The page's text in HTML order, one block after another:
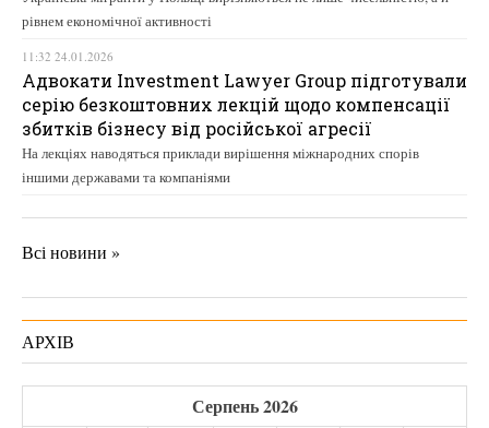
рівнем економічної активності
11:32 24.01.2026
Адвокати Investment Lawyer Group підготували
серію безкоштовних лекцій щодо компенсації
збитків бізнесу від російської агресії
На лекціях наводяться приклади вирішення міжнародних спорів
іншими державами та компаніями
Всі новини »
АРХІВ
Серпень 2026